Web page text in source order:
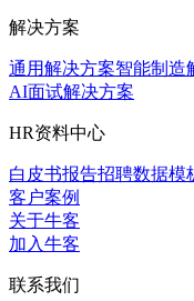
解决方案
通用解决方案智能制造
AI面试解决方案
HR资料中心
白皮书报告招聘数据模
客户案例
关于牛客
加入牛客
联系我们